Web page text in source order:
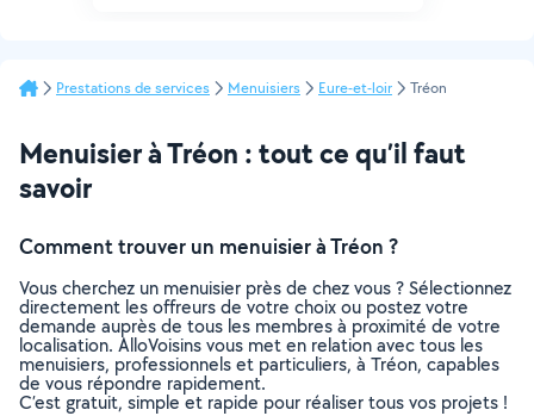
Prestations de services Menuisiers Eure-et-loir Tréon
Menuisier à Tréon : tout ce qu’il faut
savoir
Comment trouver un menuisier à Tréon ?
Vous cherchez un menuisier près de chez vous ? Sélectionnez
directement les offreurs de votre choix ou postez votre
demande auprès de tous les membres à proximité de votre
localisation. AlloVoisins vous met en relation avec tous les
menuisiers, professionnels et particuliers, à Tréon, capables
de vous répondre rapidement.
C’est gratuit, simple et rapide pour réaliser tous vos projets !